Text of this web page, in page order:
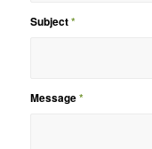
Subject*
Message*